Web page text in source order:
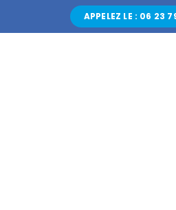
APPELEZ LE : 06 23